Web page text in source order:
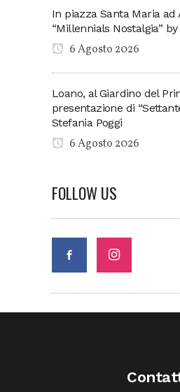
In piazza Santa Maria ad
“Millennials Nostalgia”
6 Agosto 2026
Loano, al Giardino del
presentazione di
Stefania Poggi
6 Agosto 2026
FOLLOW US